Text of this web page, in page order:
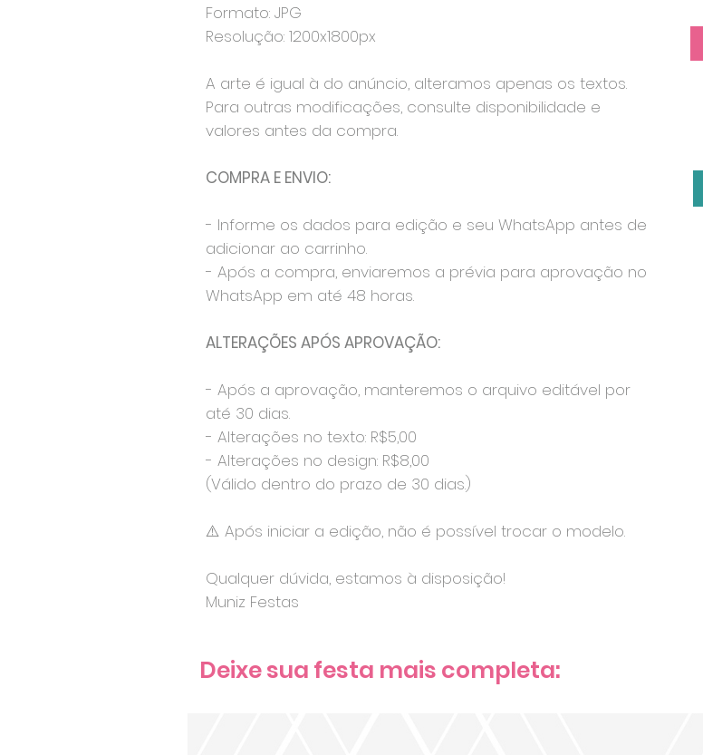
Formato: JPG
Resolução: 1200x1800px
A arte é igual à do anúncio, alteramos apenas os textos.
Para outras modificações, consulte disponibilidade e
valores antes da compra.
COMPRA E ENVIO:
- Informe os dados para edição e seu WhatsApp antes de
adicionar ao carrinho.
- Após a compra, enviaremos a prévia para aprovação no
WhatsApp em até 48 horas.
ALTERAÇÕES APÓS APROVAÇÃO:
- Após a aprovação, manteremos o arquivo editável por
até 30 dias.
- Alterações no texto: R$5,00
- Alterações no design: R$8,00
(Válido dentro do prazo de 30 dias.)
⚠️ Após iniciar a edição, não é possível trocar o modelo.
Qualquer dúvida, estamos à disposição!
Muniz Festas
Deixe sua festa mais completa: